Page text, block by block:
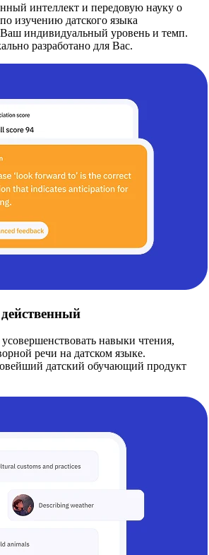
интеллект и передовую науку о
изучению датского языка
индивидуальный уровень и темп.
разработано для Вас.
навыки чтения,
речи на датском языке.
датский обучающий продукт